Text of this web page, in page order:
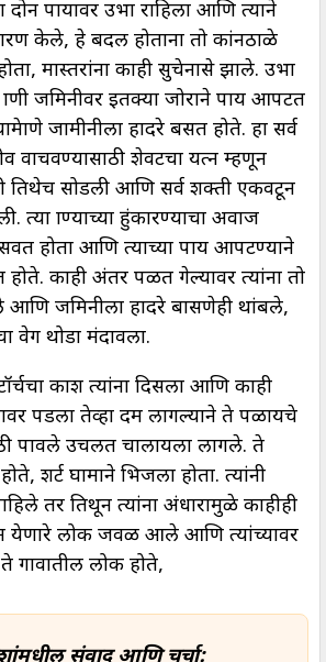
दोन पायावर उभा राहिला आणि त्याने
केले, हे बदल होताना तो कांनठाळे
मास्तरांना काही सुचेनासे झाले. उभा
जमिनीवर इतक्या जोराने पाय आपटत
जामीनीला हादरे बसत होते. हा सर्व
वाचवण्यासाठी शेवटचा प्रयत्न म्हणून
तिथेच सोडली आणि सर्व शक्ती एकवटून
प्राण्याच्या हुंकारण्याचा अवाज
होता आणि त्याच्या पाय आपटण्याने
होते. काही अंतर पळत गेल्यावर त्यांना तो
जमिनीला हादरे बासणेही थांबले,
वेग थोडा मंदावला.
प्रकाश त्यांना दिसला आणि काही
पडला तेव्हा दम लागल्याने ते पळायचे
पावले उचलत चालायला लागले. ते
शर्ट घामाने भिजला होता. त्यांनी
तर तिथून त्यांना अंधारामुळे काहीही
येणारे लोक जवळ आले आणि त्यांच्यावर
गावातील लोक होते,